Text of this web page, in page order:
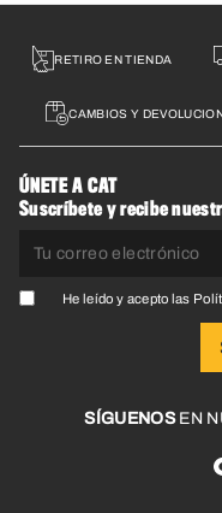
RETIRO EN TIENDA
CAMBIOS Y
ÚNETE A CAT
Suscríbete y recibe
He leído y acepto las
SÍGUENOSEN